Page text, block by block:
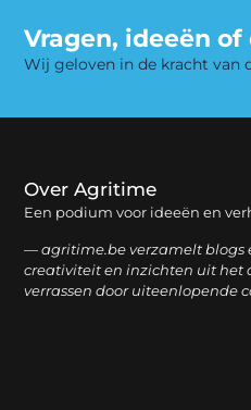
Vragen, ideeën of
Wij geloven in de kracht van
Over Agritime
Een podium voor ideeën en
— agritime.be verzamelt blogs
creativiteit en inzichten uit het
verrassen door uiteenlopende